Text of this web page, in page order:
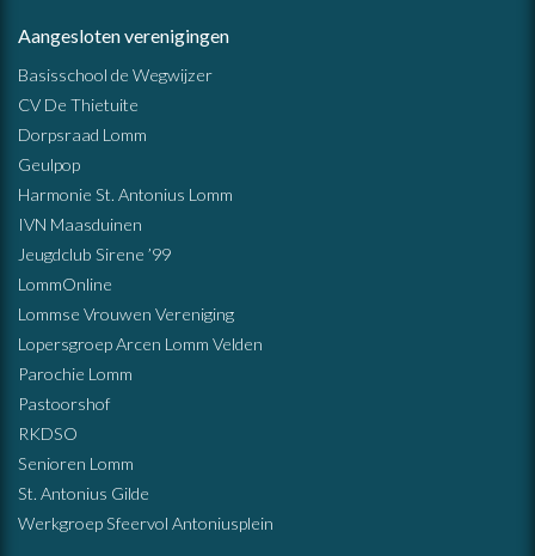
Aangesloten verenigingen
Basisschool de Wegwijzer
CV De Thietuite
Dorpsraad Lomm
Geulpop
Harmonie St. Antonius Lomm
IVN Maasduinen
Jeugdclub Sirene ’99
LommOnline
Lommse Vrouwen Vereniging
Lopersgroep Arcen Lomm Velden
Parochie Lomm
Pastoorshof
RKDSO
Senioren Lomm
St. Antonius Gilde
Werkgroep Sfeervol Antoniusplein